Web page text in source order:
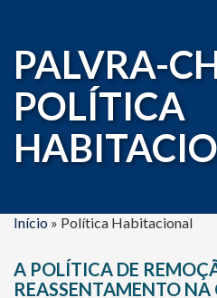
PALVRA-
POLÍTICA
Início » Política Habitacional
A POLÍTICA DE
REASSENTAMENTO NA